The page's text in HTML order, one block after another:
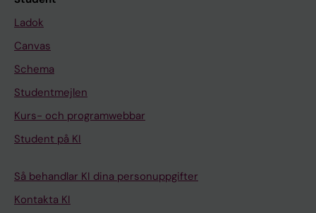
Ladok
Canvas
Schema
Studentmejlen
Kurs- och programwebbar
Student på KI
Så behandlar KI dina personuppgifter
Kontakta KI